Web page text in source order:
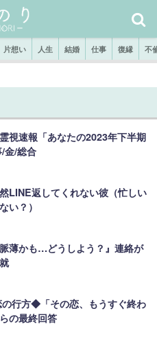
片想い 人生 結婚 仕事 復縁 不
視速報「あなたの2023年下半期
金/総合
LINE返してくれない彼（忙しい
い？）
薄かも…どうしよう？』連絡が
行方◆「その恋、もうすぐ終わ
の最終回答